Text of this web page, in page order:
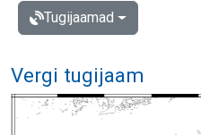
Tugijaamad
Vergi tugijaam